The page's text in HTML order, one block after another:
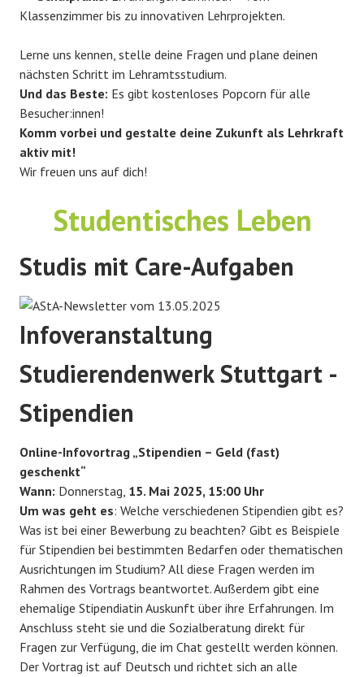
Klassenzimmer bis zu innovativen Lehrprojekten.
Lerne uns kennen, stelle deine Fragen und plane deinen
nächsten Schritt im Lehramtsstudium.
Und das Beste: Es gibt kostenloses Popcorn für alle
Besucher:innen!
Komm vorbei und gestalte deine Zukunft als Lehrkraft
aktiv mit!
Wir freuen uns auf dich!
Studentisches Leben
Studis mit Care-Aufgaben
Infoveranstaltung
Studierendenwerk Stuttgart -
Stipendien
Online-Infovortrag „Stipendien – Geld (fast)
geschenkt“
Wann: Donnerstag, 15. Mai 2025, 15:00 Uhr
Um was geht es: Welche verschiedenen Stipendien gibt es?
Was ist bei einer Bewerbung zu beachten? Gibt es Beispiele
für Stipendien bei bestimmten Bedarfen oder thematischen
Ausrichtungen im Studium? All diese Fragen werden im
Rahmen des Vortrags beantwortet. Außerdem gibt eine
ehemalige Stipendiatin Auskunft über ihre Erfahrungen. Im
Anschluss steht sie und die Sozialberatung direkt für
Fragen zur Verfügung, die im Chat gestellt werden können.
Der Vortrag ist auf Deutsch und richtet sich an alle